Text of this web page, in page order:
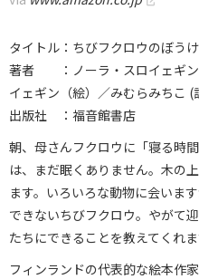
タイトル：ちびフクロウのぼう
著者 ：ノーラ・スロイェギン
イェギン（絵）／みむらみちこ (
出版社 ：福音館書店
朝、母さんフクロウに「寝る時
は、まだ眠くありません。木の
ます。いろいろな動物に会いま
できないちびフクロウ。やがて
たちにできることを教えてくれ
フィンランドの代表的な絵本作